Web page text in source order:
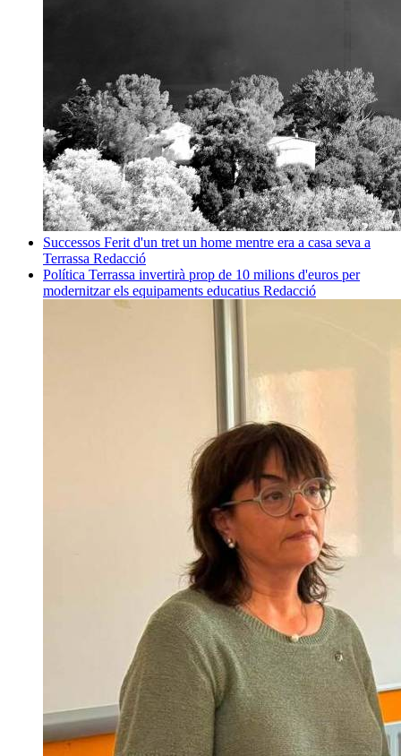
Successos Ferit d'un tret un home mentre era a casa seva a
Terrassa Redacció
Política Terrassa invertirà prop de 10 milions d'euros per
modernitzar els equipaments educatius Redacció